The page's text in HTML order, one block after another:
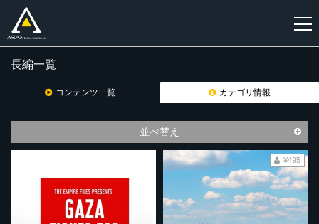
登
長編一覧
コンテンツ一覧 カテゴリ情報
並べ替え
¥495